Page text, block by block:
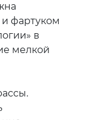
фартуком
в
мелкой